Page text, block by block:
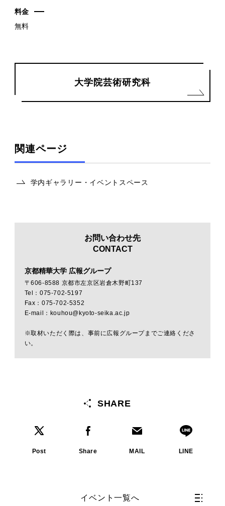
料金
無料
大学院芸術研究科
関連ページ
学内ギャラリー・イベントスペース
お問い合わせ先
CONTACT
京都精華大学 広報グループ
〒606-8588 京都市左京区岩倉木野町137
Tel：075-702-5197
Fax：075-702-5352
E-mail：kouhou@kyoto-seika.ac.jp
※取材いただく際は、事前に広報グループまでご連絡くださ
い。
SHARE
Post Share MAIL LINE
イベント一覧へ